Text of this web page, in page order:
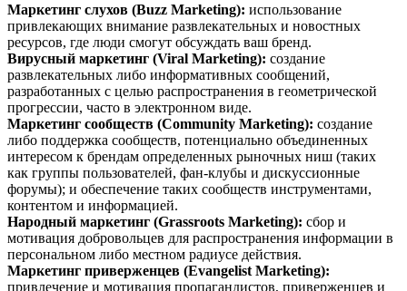
Маркетинг слухов (Buzz Marketing): использование
привлекающих внимание развлекательных и новостных
ресурсов, где люди смогут обсуждать ваш бренд.
Вирусный маркетинг (Viral Marketing): создание
развлекательных либо информативных сообщений,
разработанных с целью распространения в геометрической
прогрессии, часто в электронном виде.
Маркетинг сообществ (Community Marketing): создание
либо поддержка сообществ, потенциально объединенных
интересом к брендам определенных рыночных ниш (таких
как группы пользователей, фан-клубы и дискуссионные
форумы); и обеспечение таких сообществ инструментами,
контентом и информацией.
Народный маркетинг (Grassroots Marketing): сбор и
мотивация добровольцев для распространения информации в
персональном либо местном радиусе действия.
Маркетинг приверженцев (Evangelist Marketing):
привлечение и мотивация пропагандистов, приверженцев и